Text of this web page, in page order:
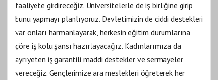
faaliyete girdireceğiz. Üniversitelerle de iş birliğine girip
bunu yapmayı planlıyoruz. Devletimizin de ciddi destekleri
var onları harmanlayarak, herkesin eğitim durumlarına
göre iş kolu şansı hazırlayacağız. Kadınlarımıza da
ayrıyeten iş garantili maddi destekler ve sermayeler
vereceğiz. Gençlerimize ara meslekleri öğreterek her